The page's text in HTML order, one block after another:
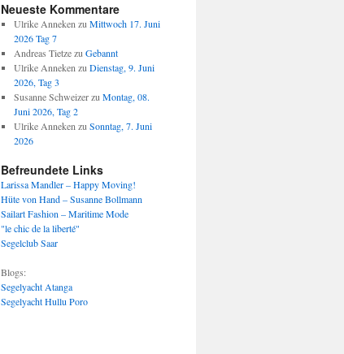
Neueste Kommentare
Ulrike AnnekenzuMittwoch 17. Juni
2026 Tag 7
Andreas TietzezuGebannt
Ulrike AnnekenzuDienstag, 9. Juni
2026, Tag 3
Susanne SchweizerzuMontag, 08.
Juni 2026, Tag 2
Ulrike AnnekenzuSonntag, 7. Juni
2026
Befreundete Links
Larissa Mandler – Happy Moving!
Hüte von Hand – Susanne Bollmann
Sailart Fashion – Maritime Mode
"le chic de la liberté"
Segelclub Saar
Blogs:
Segelyacht Atanga
Segelyacht Hullu Poro